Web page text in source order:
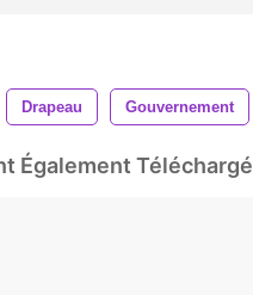
Drapeau Gouvernement
Également Téléchargé